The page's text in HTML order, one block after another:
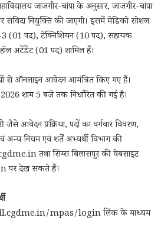
जांजगीर-चांपा के अनुसार, जांजगीर-चांपा
संविदा नियुक्ति की जाएगी। इसमें मेडिको सोशल
3 (01 पद), टेक्निशियन (10 पद), सहायक
अटेंडेंट (01 पद) शामिल हैं।
से ऑनलाइन आवेदन आमंत्रित किए गए हैं।
शाम 5 बजे तक निर्धारित की गई है।
जैसे आवेदन प्रक्रिया, पदों का वर्गवार विवरण,
नियम एवं शर्तें अभ्यर्थी विभाग की
तथा सिम्स बिलासपुर की वेबसाइट
पर देख सकते हैं।
mpas/login लिंक के माध्यम